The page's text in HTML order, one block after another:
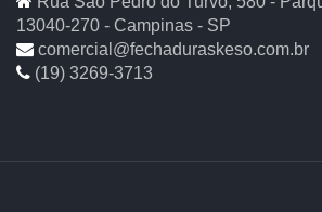
13040-270 - Campinas - SP
comercial@fechaduraskeso.com.br
(19) 3269-3713